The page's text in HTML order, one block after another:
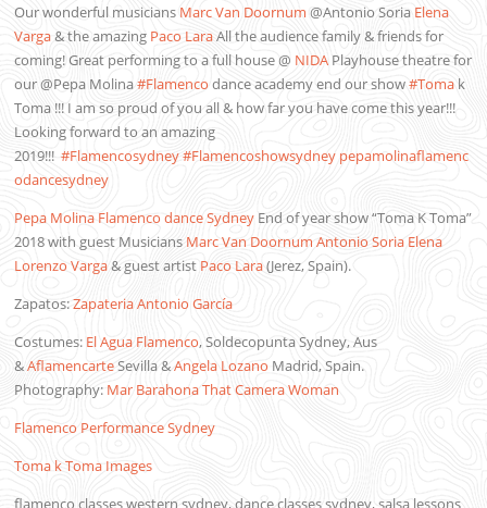
Our wonderful musicians Marc Van Doornum @Antonio Soria Elena
Varga& the amazing Paco LaraAll the audience family & friends for
coming! Great performing to a full house @ NIDA Playhouse theatre for
our @Pepa Molina#Flamenco dance academy end our show#Toma k
Toma !!! I am so proud of you all & how far you have come this year!!!
Looking forward to an amazing
2019!!!#Flamencosydney#Flamencoshowsydney pepamolinaflamenc
odancesydney
Pepa Molina Flamenco dance Sydney End of year show “Toma K Toma”
2018 with guest Musicians Marc Van Doornum Antonio Soria Elena
Lorenzo Varga& guest artist Paco Lara(Jerez, Spain).
Zapatos:Zapateria Antonio García
Costumes: El Agua Flamenco, Soldecopunta Sydney, Aus
&AflamencarteSevilla &Angela Lozano Madrid, Spain.
Photography: Mar BarahonaThat Camera Woman
Flamenco Performance Sydney
Toma k Toma Images
flamenco classes western sydney, dance classes sydney, salsa lessons